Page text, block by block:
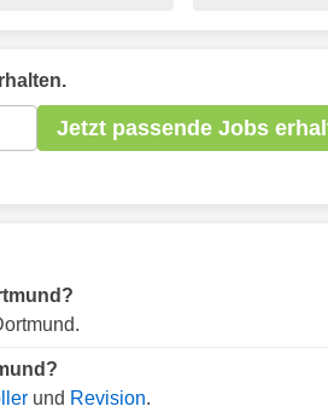
Jetzt passende Jobs
und Revision.